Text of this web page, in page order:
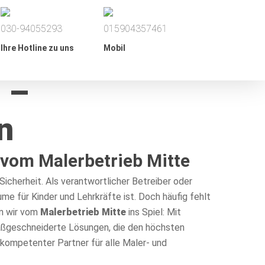
030-94055293
Ihre Hotline zu uns
015904357461
Mobil
–
Malerbetrieb Mitte
Als verantwortlicher Betreiber oder
für Kinder und Lehrkräfte ist. Doch häufig fehlt
wir vom Malerbetrieb Mitte ins Spiel: Mit
Lösungen, die den höchsten
Partner für alle Maler- und